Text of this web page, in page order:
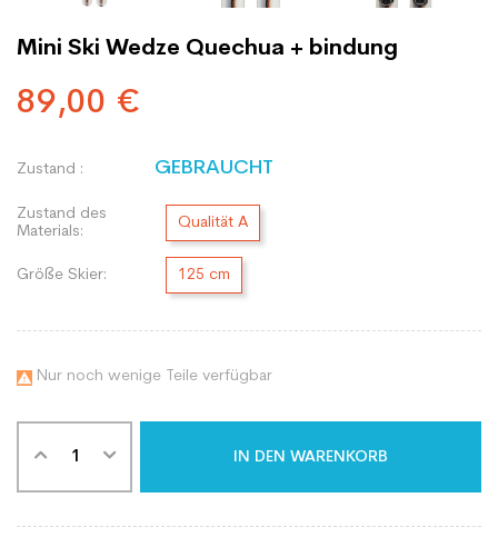
Mini Ski Wedze Quechua + bindung
89,00 €
Zustand : GEBRAUCHT
Zustand des
Materials:
Qualität A
Größe Skier: 125 cm
 Nur noch wenige Teile verfügbar
IN DEN WARENKORB